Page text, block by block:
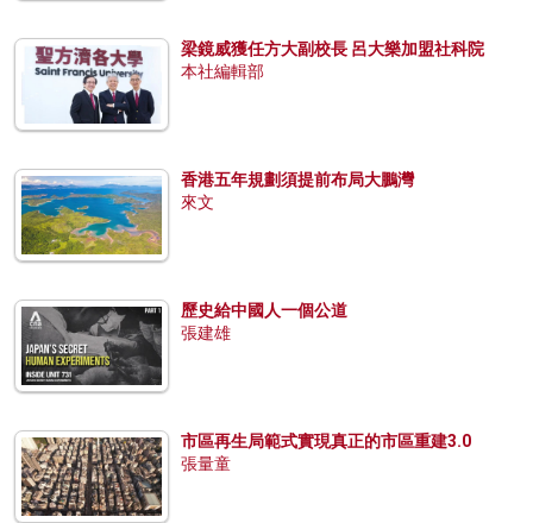
梁鏡威獲任方大副校長 呂大樂加盟社科院
本社編輯部
香港五年規劃須提前布局大鵬灣
來文
歷史給中國人一個公道
張建雄
市區再生局範式實現真正的市區重建3.0
張量童